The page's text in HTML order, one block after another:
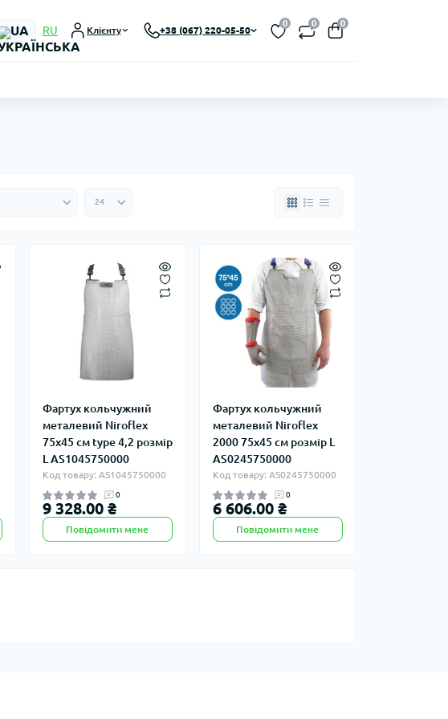
UA RU Клієнту +38 (067) 220-05-50
0 0 0
Фартух кольчужний
металевий Niroflex
75х45 см type 4,2 розмір
L AS1045750000
Код товару: AS1045750000
0
9 328.00 ₴
Повідомити мене
Фартух кольчужний
металевий Niroflex
2000 75х45 см розмір L
AS0245750000
Код товару: AS0245750000
0
6 606.00 ₴
Повідомити мене